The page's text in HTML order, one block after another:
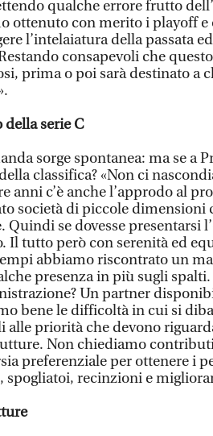
qualche errore frutto
ottenuto con merito i playoff
l’intelaiatura della passata
consapevoli che
prima o poi sarà destinato a
della serie C
sorge spontanea: ma se a
classifica? «Non ci
anni c’è anche l’approdo al
società di piccole dimensioni
Quindi se dovesse
Il tutto però con serenità ed
abbiamo riscontrato un
presenza in più sugli
Un partner
bene le difficoltà in cui si
alle priorità che devono
Non chiediamo
preferenziale per ottenere i
spogliatoi, recinzioni e